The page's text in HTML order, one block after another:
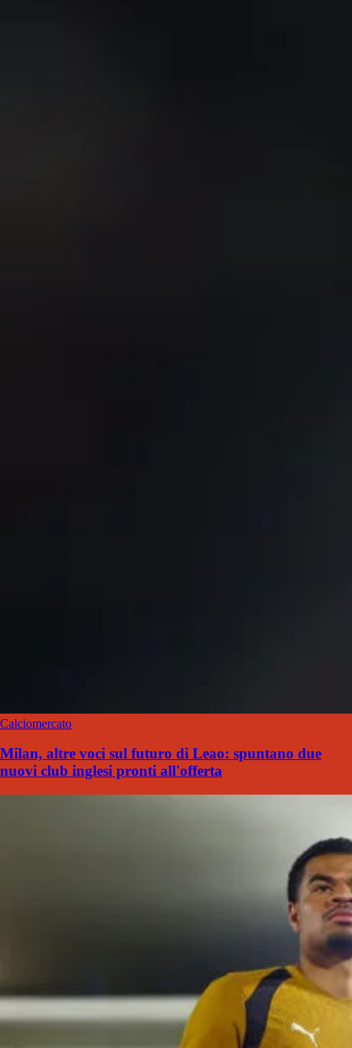
Calciomercato
Milan, altre voci sul futuro di Leao: spuntano due
nuovi club inglesi pronti all'offerta